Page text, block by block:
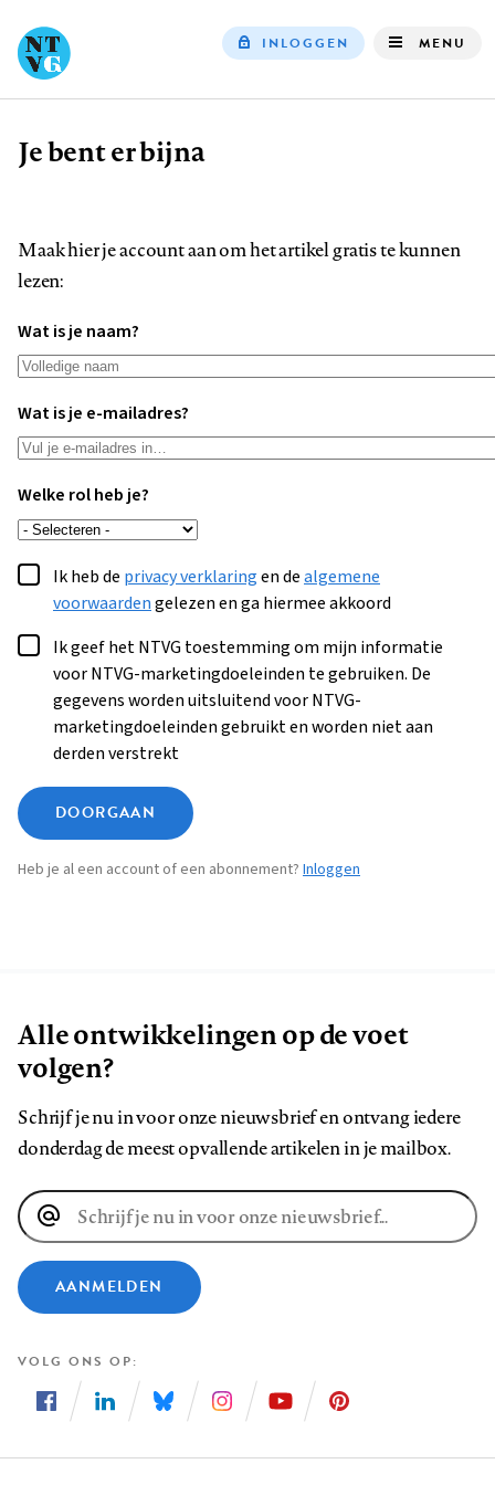
INLOGGEN MENU
Kruimelpad
Je bent er bijna
Maak hier je account aan om het artikel gratis te kunnen
lezen:
Wat is je naam?
Wat is je e-mailadres?
Welke rol heb je?
Ik heb de privacy verklaringen dealgemene
voorwaardengelezen en ga hiermee akkoord
Ik geef het NTVG toestemming om mijn informatie
voor NTVG-marketingdoeleinden te gebruiken. De
gegevens worden uitsluitend voor NTVG-
marketingdoeleinden gebruikt en worden niet aan
derden verstrekt
DOORGAAN
Heb je al een account of een abonnement? Inloggen
Alle ontwikkelingen op de voet
volgen?
Schrijf je nu in voor onze nieuwsbrief en ontvang iedere
donderdag de meest opvallende artikelen in je mailbox.
E-
mailadres
AANMELDEN
VOLG ONS OP
ons
ons
ons
ons
ons
ons